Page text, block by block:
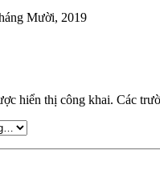
Mười, 2019
hiển thị công khai. Các